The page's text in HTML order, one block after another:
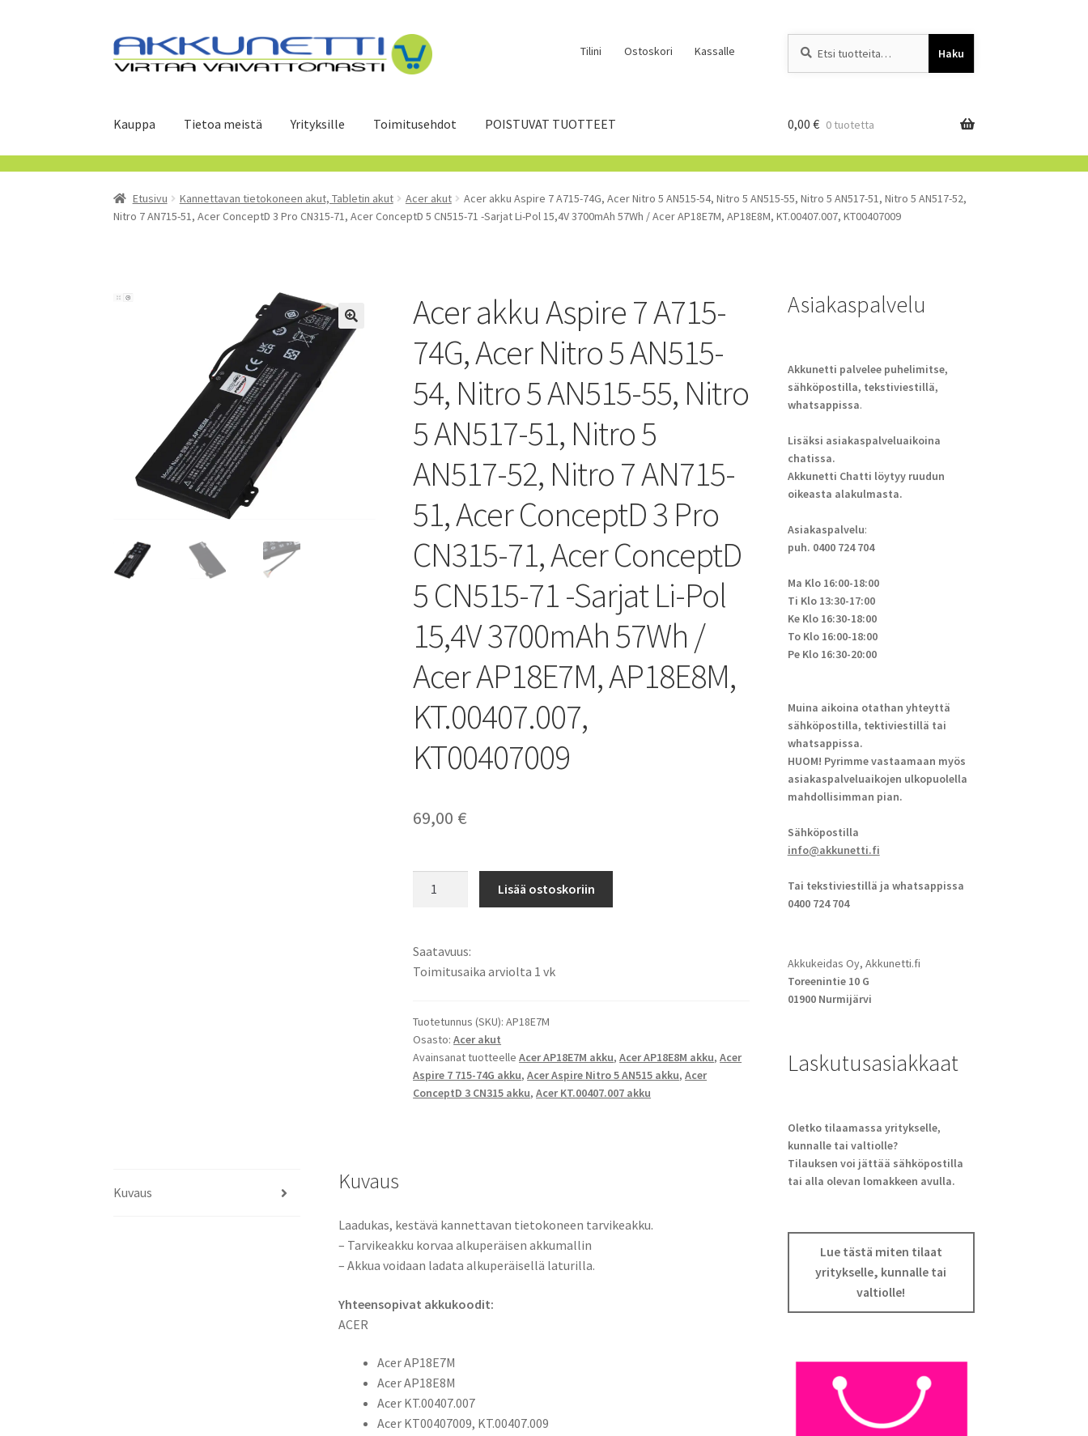
Siirry
navigointiin
Siirry
sisältöön
Tilini Ostoskori Kassalle Haku
Kauppa Tietoa meistä Yrityksille Toimitusehdot POISTUVAT TUOTTEET 0,00 € 0 tuotetta
Etusivu Kannettavan tietokoneen akut, Tabletin akut Acer akut
Acer akku Aspire 7 A715-74G, Acer Nitro 5 AN515-54, Nitro 5 AN515-55, Nitro 5 AN517-51, Nitro 5 AN517-52,
Nitro 7 AN715-51, Acer ConceptD 3 Pro CN315-71, Acer ConceptD 5 CN515-71 -Sarjat Li-Pol 15,4V 3700mAh 57Wh / Acer AP18E7M, AP18E8M, KT.00407.007, KT00407009
Acer akku Aspire 7 A715-
74G, Acer Nitro 5 AN515-
54, Nitro 5 AN515-55, Nitro
5 AN517-51, Nitro 5
AN517-52, Nitro 7 AN715-
51, Acer ConceptD 3 Pro
CN315-71, Acer ConceptD
5 CN515-71 -Sarjat Li-Pol
15,4V 3700mAh 57Wh /
Acer AP18E7M, AP18E8M,
KT.00407.007,
KT00407009
69,00 €
A715-
74G,
Nitro
5
AN515-
54,
Nitro
AN517-
51,
Nitro
AN517-
7
AN715-
51,
Acer
Lisää ostoskoriin
Saatavuus:
Toimitusaika arviolta 1 vk
Tuotetunnus (SKU):AP18E7M
Osasto:Acer akut
Avainsanat tuotteelleAcer AP18E7M akku,Acer AP18E8M akku,Acer
Aspire 7 715-74G akku,Acer Aspire Nitro 5 AN515 akku,Acer
ConceptD 3 CN315 akku,Acer KT.00407.007 akku
Kuvaus Kuvaus
Laadukas, kestävä kannettavan tietokoneen tarvikeakku.
– Tarvikeakku korvaa alkuperäisen akkumallin
– Akkua voidaan ladata alkuperäisellä laturilla.
Yhteensopivat akkukoodit:
ACER
Acer AP18E7M
Acer AP18E8M
Acer KT.00407.007
Acer KT00407009, KT.00407.009
Asiakaspalvelu
Akkunetti palvelee puhelimitse,
sähköpostilla, tekstiviestillä,
whatsappissa.
Lisäksi asiakaspalveluaikoina
chatissa.
Akkunetti Chatti löytyy ruudun
oikeasta alakulmasta.
Asiakaspalvelu:
puh. 0400 724 704
Ma Klo 16:00-18:00
Ti Klo 13:30-17:00
Ke Klo 16:30-18:00
To Klo 16:00-18:00
Pe Klo 16:30-20:00
Muina aikoina otathan yhteyttä
sähköpostilla, tektiviestillä tai
whatsappissa.
HUOM! Pyrimme vastaamaan myös
asiakaspalveluaikojen ulkopuolella
mahdollisimman pian.
Sähköpostilla
info@akkunetti.fi
Tai tekstiviestillä ja whatsappissa
0400 724 704
Akkukeidas Oy, Akkunetti.fi
Toreenintie 10 G
01900 Nurmijärvi
Laskutusasiakkaat
Oletko tilaamassa yritykselle,
kunnalle tai valtiolle?
Tilauksen voi jättää sähköpostilla
tai alla olevan lomakkeen avulla.
Lue tästä miten tilaat
yritykselle, kunnalle tai
valtiolle!